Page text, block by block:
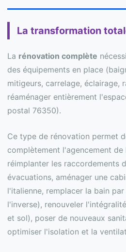
La transformation
La rénovation complète
des équipements en place
mitigeurs, carrelage, éclairage,
réaménager entièrement
postal 76350).
Ce type de rénovation permet
complètement l'agencement de
réimplanter les raccordements
évacuations, aménager une
l'italienne, remplacer la bain
l'inverse), renouveler
et sol), poser de nouveaux
optimiser l'isolation et la